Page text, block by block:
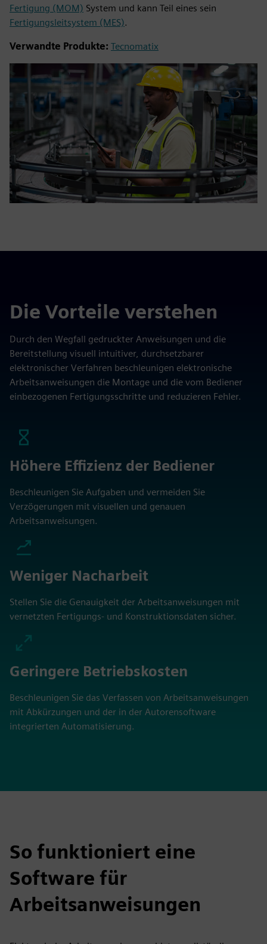
Fertigung (MOM) System und kann Teil eines sein
Fertigungsleitsystem (MES).
Verwandte Produkte: Tecnomatix
Die Vorteile verstehen
Durch den Wegfall gedruckter Anweisungen und die
Bereitstellung visuell intuitiver, durchsetzbarer
elektronischer Verfahren beschleunigen elektronische
Arbeitsanweisungen die Montage und die vom Bediener
einbezogenen Fertigungsschritte und reduzieren Fehler.
Höhere Effizienz der Bediener
Beschleunigen Sie Aufgaben und vermeiden Sie
Verzögerungen mit visuellen und genauen
Arbeitsanweisungen.
Weniger Nacharbeit
Stellen Sie die Genauigkeit der Arbeitsanweisungen mit
vernetzten Fertigungs- und Konstruktionsdaten sicher.
Geringere Betriebskosten
Beschleunigen Sie das Verfassen von Arbeitsanweisungen
mit Abkürzungen und der in der Autorensoftware
integrierten Automatisierung.
So funktioniert eine
Software für
Arbeitsanweisungen